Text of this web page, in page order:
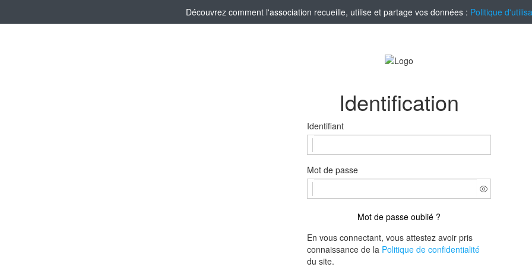
Découvrez comment l'association recueille, utilise et partage vos données : Politique
Identification
Identifiant
Mot de passe
Mot de passe oublié ?
En vous connectant, vous attestez avoir pris
connaissance de la Politique de confidentialité
du site.